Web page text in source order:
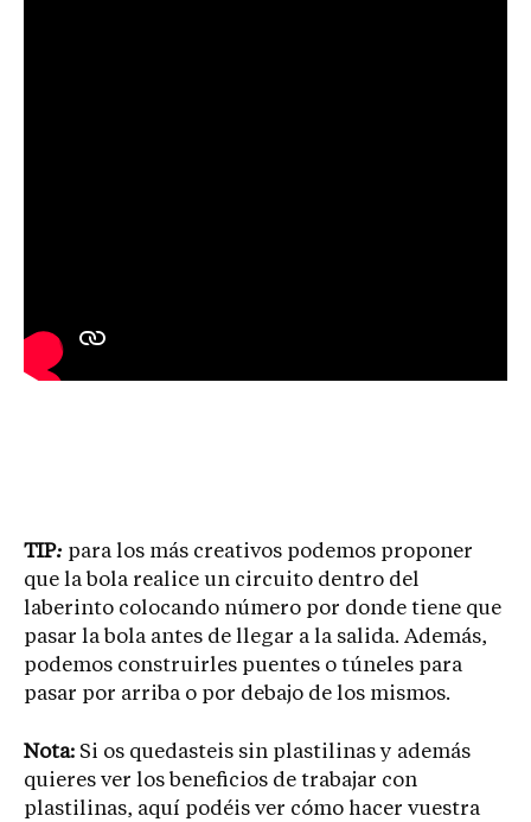
TIP: para los más creativos podemos proponer
que la bola realice un circuito dentro del
laberinto colocando número por donde tiene que
pasar la bola antes de llegar a la salida. Además,
podemos construirles puentes o túneles para
pasar por arriba o por debajo de los mismos.
Nota: Si os quedasteis sin plastilinas y además
quieres ver los beneficios de trabajar con
plastilinas, aquí podéis ver cómo hacer vuestra